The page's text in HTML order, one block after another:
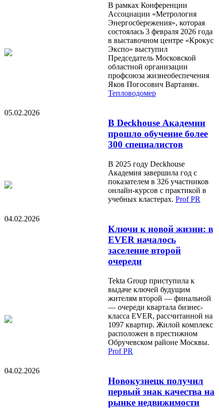
В рамках Конференции
Ассоциации «Метрология
Энергосбережения», которая
состоялась 3 февраля 2026 года
в выставочном центре «Крокус
Экспо» выступил
Председатель Московской
областной организации
профсоюза жизнеобеспечения
Яков Погосович Вартанян.
Тепловодомер
05.02.2026
В Deckhouse Академии
прошло обучение более
300 специалистов
В 2025 году Deckhouse
Академия завершила год с
показателем в 326 участников
онлайн-курсов с практикой в
учебных кластерах. Prof PR
04.02.2026
Ключи к новой жизни: в
EVER началось
заселение второй
очереди
Tekta Group приступила к
выдаче ключей будущим
жителям второй — финальной
— очереди квартала бизнес-
класса EVER, рассчитанной на
1097 квартир. Жилой комплекс
расположен в престижном
Обручевском районе Москвы.
Prof PR
04.02.2026
Новокузнецк получил
первый знак качества на
рынке недвижимости